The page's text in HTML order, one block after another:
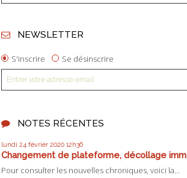
NEWSLETTER
S'inscrire Se désinscrire
NOTES RÉCENTES
lundi 24 février 2020 12h36
Changement de plateforme, décollage
Pour consulter les nouvelles chroniques, voici la...